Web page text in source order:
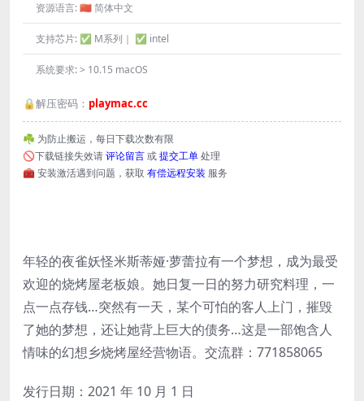
资源语言:🇨🇳 简体中文
支持芯片: ✅ M系列｜ ✅ intel
系统要求:> 10.15 macOS
🔒解压密码： playmac.cc
☘️ 为防止搬运，每日下载次数有限
🚫下载链接失效请评论留言或提交工单处理
🧰 安装激活遇到问题，获取 有偿远程安装 服务
年轻的夜雀妖怪米斯蒂娅·萝蕾拉有一个梦想，成为最受
欢迎的烧烤屋老板娘。她日复一日的努力研究料理，一
点一点存钱…突然有一天，某个可怕的客人上门，摧毁
了她的梦想，还让她背上巨大的债务…这是一部饱含人
情味的幻想乡烧烤屋经营物语。交流群：771858065
发行日期：2021 年 10 月 1 日